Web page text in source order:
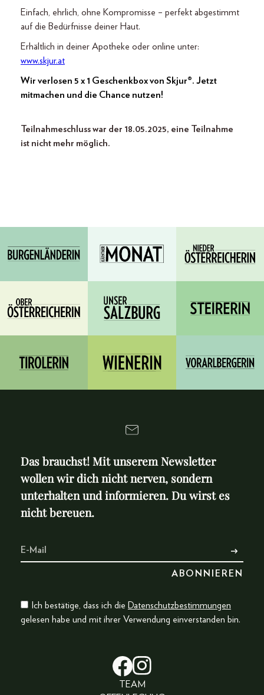
Einfach, ehrlich, ohne Kompromisse – perfekt abgestimmt
auf die Bedürfnisse deiner Haut.
Erhältlich in deiner Apotheke oder online unter:
www.skjur.at
Wir verlosen 5 x 1 Geschenkbox von Skjur®. Jetzt
mitmachen und die Chance nutzen!
Teilnahmeschluss war der 18.05.2025, eine Teilnahme
ist nicht mehr möglich.
Das brauchst! Mit unserem Newsletter
wollen wir dich nicht nerven, sondern
unterhalten und informieren. Du wirst es
nicht bereuen.
Ich bestätige, dass ich die Datenschutzbestimmungen
gelesen habe und mit ihrer Verwendung einverstanden bin.
TEAM